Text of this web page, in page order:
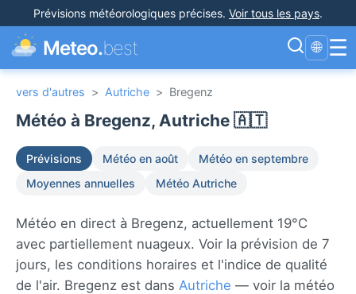
Prévisions météorologiques précises. Voir tous les pays.
Meteo.best 🌐 ☰
vers d'autres > Autriche > Bregenz
Météo à Bregenz, Autriche 🇦🇹
Prévisions Météo en août
Météo en septembre
Moyennes annuelles
Météo Autriche
Météo en direct à Bregenz, actuellement 19°C
avec partiellement nuageux. Voir la prévision de 7
jours, les conditions horaires et l'indice de qualité
de l'air. Bregenz est dans Autriche — voir la météo